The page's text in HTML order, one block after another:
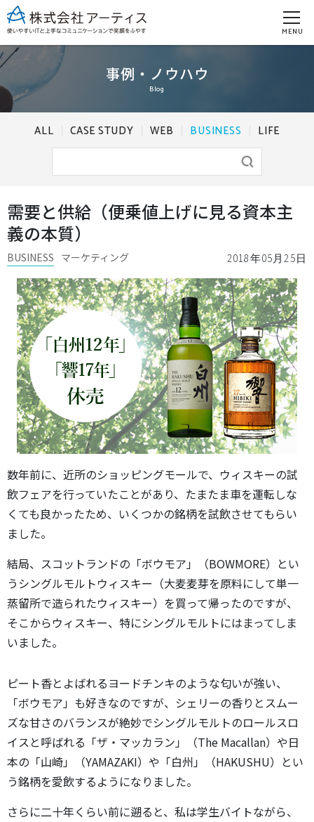
MENU
事例・ノウハウ
Blog
ALL CASE STUDY WEB BUSINESS LIFE
需要と供給（便乗値上げに見る資本主
義の本質）
2018年05月25日
BUSINESS マーケティング
数年前に、近所のショッピングモールで、ウィスキーの試
飲フェアを行っていたことがあり、たまたま車を運転しな
くても良かったため、いくつかの銘柄を試飲させてもらい
ました。
結局、スコットランドの「ボウモア」（BOWMORE）とい
うシングルモルトウィスキー（大麦麦芽を原料にして単一
蒸留所で造られたウィスキー）を買って帰ったのですが、
そこからウィスキー、特にシングルモルトにはまってしま
いました。
ピート香とよばれるヨードチンキのような匂いが強い、
「ボウモア」も好きなのですが、シェリーの香りとスムー
ズな甘さのバランスが絶妙でシングルモルトのロールスロ
イスと呼ばれる「ザ・マッカラン」（The Macallan）や日
本の「山崎」（YAMAZAKI）や「白州」（HAKUSHU）とい
う銘柄を愛飲するようになりました。
さらに二十年くらい前に遡ると、私は学生バイトながら、